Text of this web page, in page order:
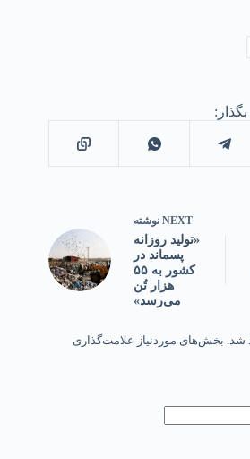
NEXT نوشته
«تولید روزانه
پسماند در
کشور به ۵۵
هزار تُن
می‌رسد»
شد. بخش‌های موردنیاز علامت‌گذاری